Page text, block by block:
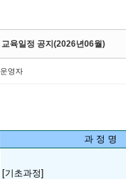
교육일정 공지(2026년06월)
운영자
과 정 명
[기초과정]